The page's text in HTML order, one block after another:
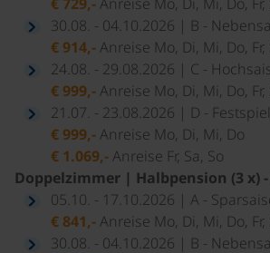
30.08. - 04.10.2026 | B -
€ 914,-Anreise Mo, Di, Mi, Do, Fr,
24.08. - 29.08.2026 | C -
€ 999,-Anreise Mo, Di, Mi, Do, Fr,
21.07. - 23.08.2026 | D -
€ 999,-Anreise Mo, Di, Mi, Do
€ 1.069,-Anreise Fr, Sa, So
Doppelzimmer | Halbpension (3 x) -
05.10. - 17.10.2026 | A -
€ 841,-Anreise Mo, Di, Mi, Do, Fr,
30.08. - 04.10.2026 | B -